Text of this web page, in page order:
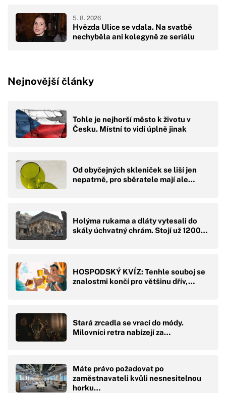
Hvězda Ulice se vdala. Na svatbě
nechyběla ani kolegyně ze seriálu
5. 8. 2026
Nejnovější články
Tohle je nejhorší město k životu v
Česku. Místní to vidí úplně jinak
Od obyčejných skleniček se liší jen
nepatrně, pro sběratele mají ale…
Holýma rukama a dláty vytesali do
skály úchvatný chrám. Stojí už 1200…
HOSPODSKÝ KVÍZ: Tenhle souboj se
znalostmi končí pro většinu dřív,…
Stará zrcadla se vrací do módy.
Milovníci retra nabízejí za…
Máte právo požadovat po
zaměstnavateli kvůli nesnesitelnou
horku…